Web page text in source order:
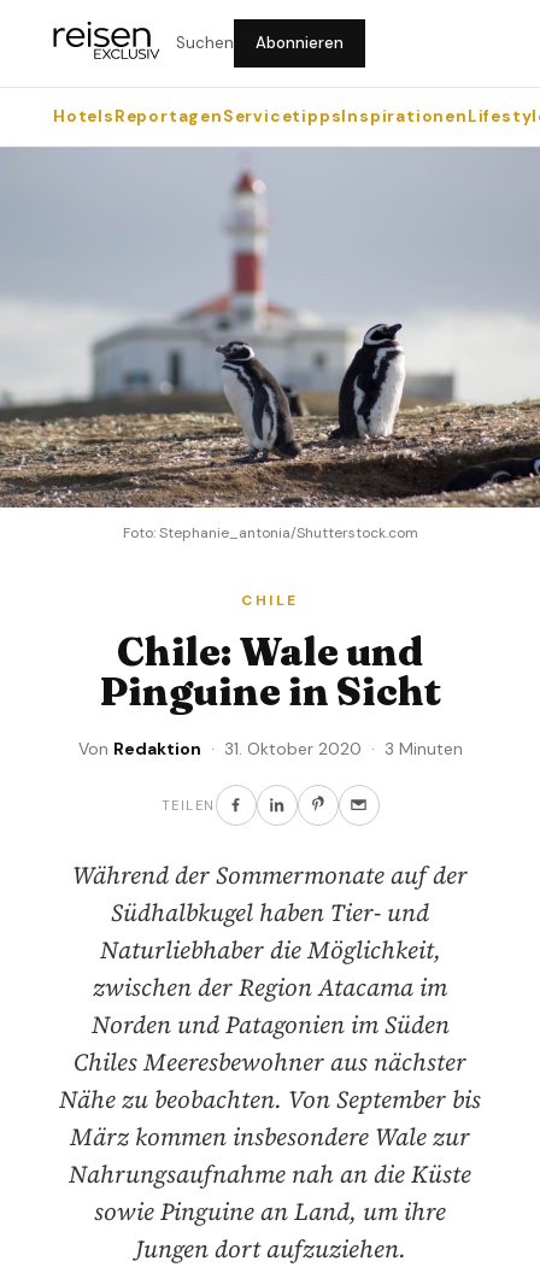
Suchen Abonnieren
HotelsReportagenServicetippsInspirationen
Foto: Stephanie_antonia/Shutterstock.com
CHILE
Chile: Wale und
Pinguine in Sicht
Von Redaktion · 31. Oktober 2020 · 3 Minuten
TEILEN
Während der Sommermonate auf der
Südhalbkugel haben Tier- und
Naturliebhaber die Möglichkeit,
zwischen der Region Atacama im
Norden und Patagonien im Süden
Chiles Meeresbewohner aus nächster
Nähe zu beobachten. Von September bis
März kommen insbesondere Wale zur
Nahrungsaufnahme nah an die Küste
sowie Pinguine an Land, um ihre
Jungen dort aufzuziehen.